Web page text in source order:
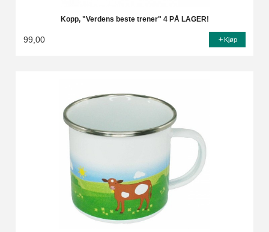
Kopp, "Verdens beste trener" 4 PÅ LAGER!
99,00 Kjøp